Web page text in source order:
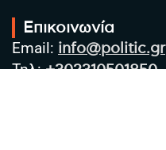
Επικοινωνία
Email: info@politic.gr
Τηλ:+302310501850